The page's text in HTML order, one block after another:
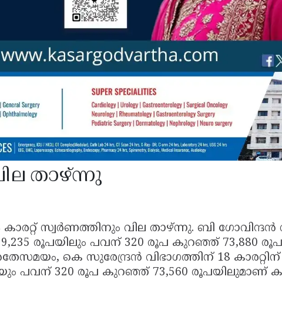
താഴ്ന്നു
കാരറ്റ് സ്വർണത്തിനും വില താഴ്ന്നു. ബി ഗോവിന്ദൻ
രൂപയിലും പവന് 320 രൂപ കുറഞ്ഞ് 73,880
കെ സുരേന്ദ്രൻ വിഭാഗത്തിന് 18 കാരറ്റിന്
പവന് 320 രൂപ കുറഞ്ഞ് 73,560 രൂപയിലുമാണ്